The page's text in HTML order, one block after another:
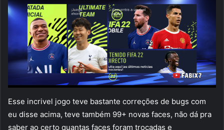
Esse incrivel jogo teve bastante correções de bugs com
eu disse acima, teve também 99+ novas faces, não dá pra
saber ao certo quantas faces foram trocadas e